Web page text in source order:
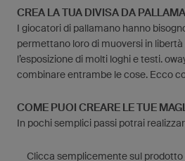
CREA LA TUA DIVISA DA
I giocatori di pallamano hanno
permettano loro di muoversi in
l’esposizione di molti loghi e testi.
combinare entrambe le cose. Ecco
COME PUOI CREARE LE TUE
In pochi semplici passi potrai
Clicca semplicemente sul prodotto